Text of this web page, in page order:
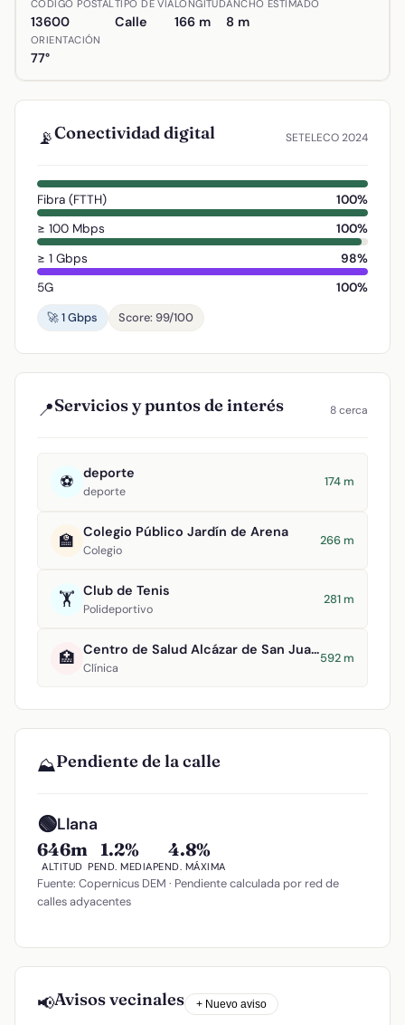
CÓDIGO POSTAL
13600
TIPO DE VÍA
Calle
LONGITUD
166 m
ANCHO ESTIMADO
8 m
ORIENTACIÓN
77°
📡Conectividad digital SETELECO 2024
Fibra (FTTH)
100%
≥ 100 Mbps
100%
≥ 1 Gbps
98%
5G
100%
🚀 1 Gbps
Score: 99/100
📍Servicios y puntos de interés 8 cerca
⚽ deporte
deporte
174 m
🏫 Colegio Público Jardín de Arena
Colegio
266 m
🏋️ Club de Tenis
Polideportivo
281 m
🏥 Centro de Salud Alcázar de San Juan II
Clínica
592 m
⛰️Pendiente de la calle
🟢Llana
646m
ALTITUD
1.2%
PEND. MEDIA
4.8%
PEND. MÁXIMA
Fuente: Copernicus DEM · Pendiente calculada por red de
calles adyacentes
📢Avisos vecinales + Nuevo aviso